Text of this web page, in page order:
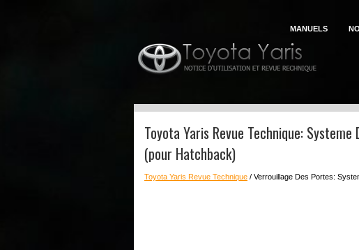
MANUELS
Toyota Yaris Revue Technique:
(pour Hatchback)
Toyota Yaris Revue Technique / Verrouillage Des Portes: